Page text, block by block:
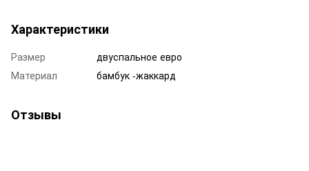
Характеристики
Размер
двуспальное евро
Материал
бамбук -жаккард
Отзывы